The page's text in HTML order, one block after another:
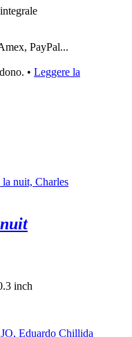
PayPal...
• Leggere la
inch